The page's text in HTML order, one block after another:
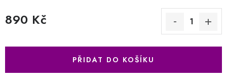
890 Kč
PŘIDAT DO KOŠÍKU